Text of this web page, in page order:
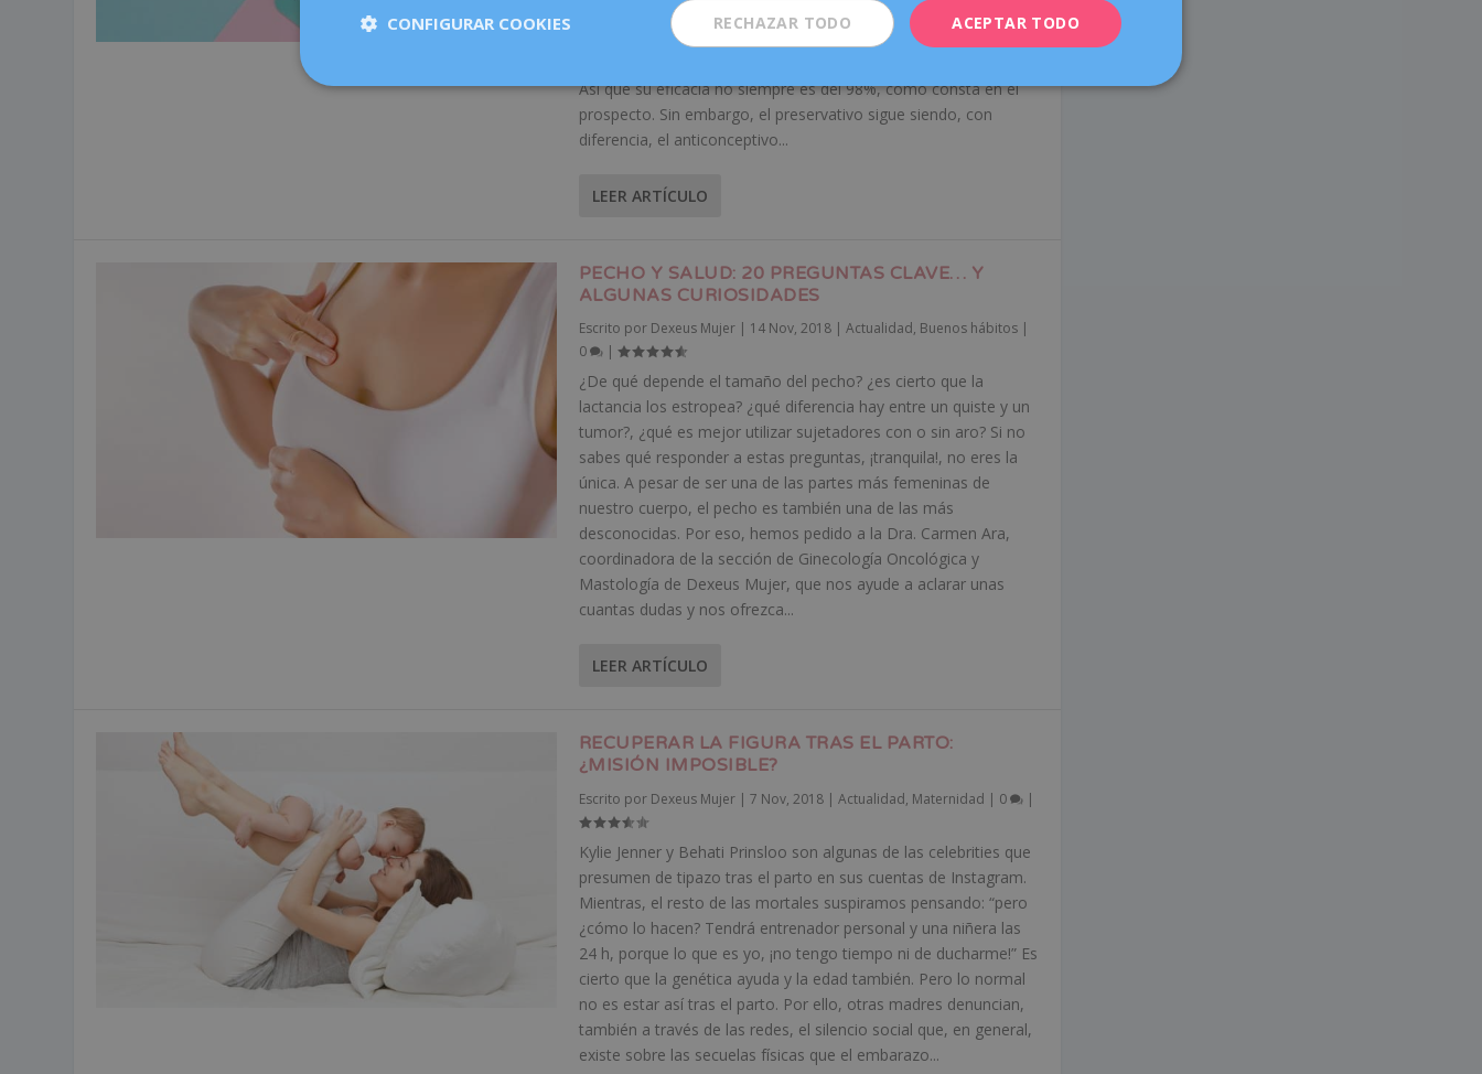
incómodos. Además, no todo el mundo los utiliza como
debería, y pueden deslizarse, arrugarse, enrollarse o ¡lo peor!:
Así que su eficacia no siempre es del 98%, como consta en el
prospecto. Sin embargo, el preservativo sigue siendo, con
diferencia, el anticonceptivo...
LEER ARTÍCULO
PECHO Y SALUD: 20 PREGUNTAS CLAVE… Y
ALGUNAS CURIOSIDADES
Escrito por Dexeus Mujer| 14 Nov, 2018| Actualidad, Buenos hábitos|
0
|
¿De qué depende el tamaño del pecho? ¿es cierto que la
lactancia los estropea? ¿qué diferencia hay entre un quiste y un
tumor?, ¿qué es mejor utilizar sujetadores con o sin aro? Si no
sabes qué responder a estas preguntas, ¡tranquila!, no eres la
única. A pesar de ser una de las partes más femeninas de
nuestro cuerpo, el pecho es también una de las más
desconocidas. Por eso, hemos pedido a la Dra. Carmen Ara,
coordinadora de la sección de Ginecología Oncológica y
Mastología de Dexeus Mujer, que nos ayude a aclarar unas
cuantas dudas y nos ofrezca...
LEER ARTÍCULO
RECUPERAR LA FIGURA TRAS EL PARTO:
¿MISIÓN IMPOSIBLE?
Escrito por Dexeus Mujer| 7 Nov, 2018| Actualidad, Maternidad | 0 |
Kylie Jenner y Behati Prinsloo son algunas de las celebrities que
presumen de tipazo tras el parto en sus cuentas de Instagram.
Mientras, el resto de las mortales suspiramos pensando: “pero
¿cómo lo hacen? Tendrá entrenador personal y una niñera las
24 h, porque lo que es yo, ¡no tengo tiempo ni de ducharme!” Es
cierto que la genética ayuda y la edad también. Pero lo normal
no es estar así tras el parto. Por ello, otras madres denuncian,
también a través de las redes, el silencio social que, en general,
existe sobre las secuelas físicas que el embarazo...
FRENCH
ACEPTAR TODO
RECHAZAR TODO
CONFIGURAR COOKIES